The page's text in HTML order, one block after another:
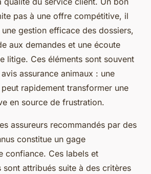
pas à une offre compétitive, il
gestion efficace des dossiers,
aux demandes et une écoute
litige. Ces éléments sont souvent
assurance animaux : une
rapidement transformer une
en source de frustration.
assureurs recommandés par des
constitue un gage
confiance. Ces labels et
sont attribués suite à des critères